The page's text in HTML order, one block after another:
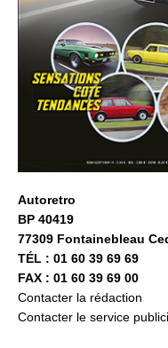
Autoretro
BP 40419
77309 Fontainebleau
TÉL : 01 60 39 69 69
FAX : 01 60 39 69 00
Contacter la rédaction
Contacter le service